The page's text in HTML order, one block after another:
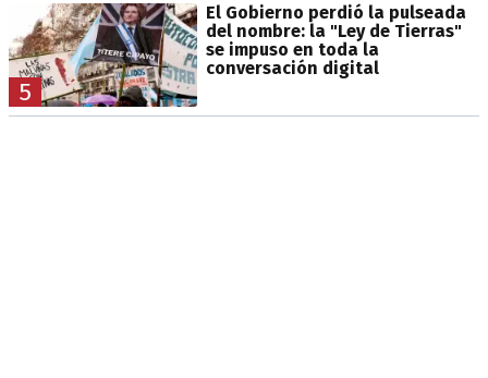
5
El Gobierno perdió la pulseada
del nombre: la "Ley de Tierras"
se impuso en toda la
conversación digital